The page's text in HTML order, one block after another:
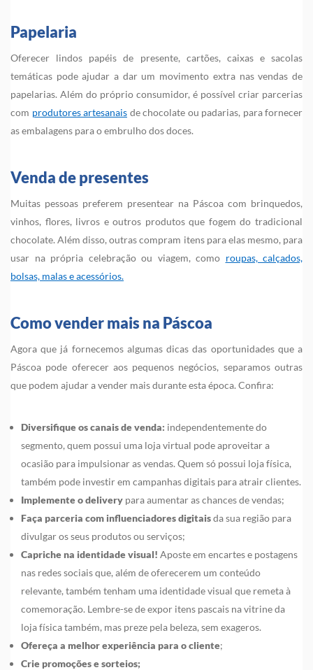
Papelaria
Oferecer lindos papéis de presente, cartões, caixas e sacolas
temáticas pode ajudar a dar um movimento extra nas vendas de
papelarias. Além do próprio consumidor, é possível criar parcerias
com produtores artesanais de chocolate ou padarias, para fornecer
as embalagens para o embrulho dos doces.
Venda de presentes
Muitas pessoas preferem presentear na Páscoa com brinquedos,
vinhos, flores, livros e outros produtos que fogem do tradicional
chocolate. Além disso, outras compram itens para elas mesmo, para
usar na própria celebração ou viagem, como roupas, calçados,
bolsas, malas e acessórios.
Como vender mais na Páscoa
Agora que já fornecemos algumas dicas das oportunidades que a
Páscoa pode oferecer aos pequenos negócios, separamos outras
que podem ajudar a vender mais durante esta época. Confira:
Diversifique os canais de venda: independentemente do
segmento, quem possui uma loja virtual pode aproveitar a
ocasião para impulsionar as vendas. Quem só possui loja física,
também pode investir em campanhas digitais para atrair clientes.
Implemente o delivery para aumentar as chances de vendas;
Faça parceria com influenciadores digitaisda sua região para
divulgar os seus produtos ou serviços;
Capriche na identidade visual! Aposte em encartes e postagens
nas redes sociais que, além de oferecerem um conteúdo
relevante, também tenham uma identidade visual que remeta à
comemoração. Lembre-se de expor itens pascais na vitrine da
loja física também, mas preze pela beleza, sem exageros.
Ofereça a melhor experiência para o cliente;
Crie promoções e sorteios;